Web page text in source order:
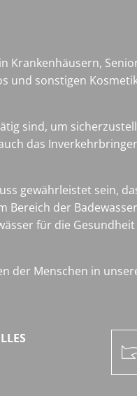
Krankenhäusern,
und sonstigen
sind, um
das
gewährleistet sein,
Bereich der
für die
der Menschen in